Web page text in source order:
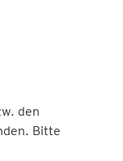
den
Bitte